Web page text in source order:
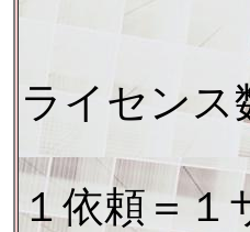
ライセンス
１依頼＝